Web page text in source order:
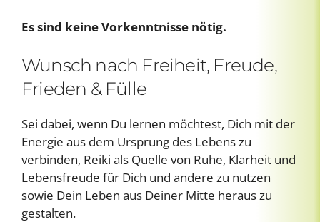
Es sind keine Vorkenntnisse nötig.
Wunsch nach Freiheit, Freude,
Frieden & Fülle
Sei dabei, wenn Du lernen möchtest, Dich mit der
Energie aus dem Ursprung des Lebens zu
verbinden, Reiki als Quelle von Ruhe, Klarheit und
Lebensfreude für Dich und andere zu nutzen
sowie Dein Leben aus Deiner Mitte heraus zu
gestalten.